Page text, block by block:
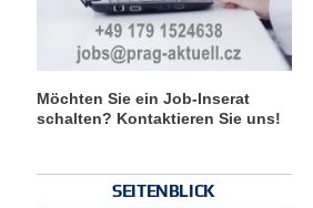
Möchten Sie ein Job-Inserat
schalten? Kontaktieren Sie uns!
SEITENBLICK